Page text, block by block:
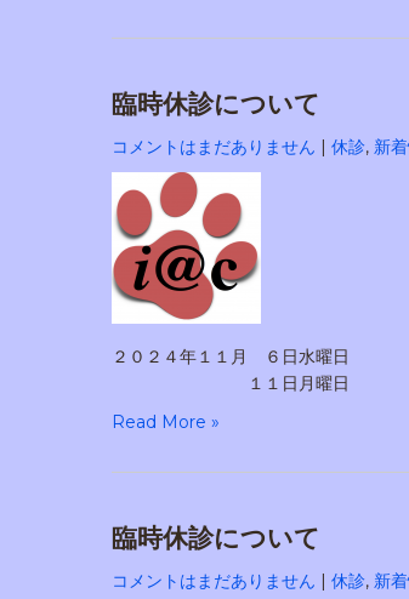
臨時休診について
コメントはまだありません | 休診, 新
２０２４年１１月
１１日月曜日 １２
Read More »
臨時休診について
コメントはまだありません | 休診, 新